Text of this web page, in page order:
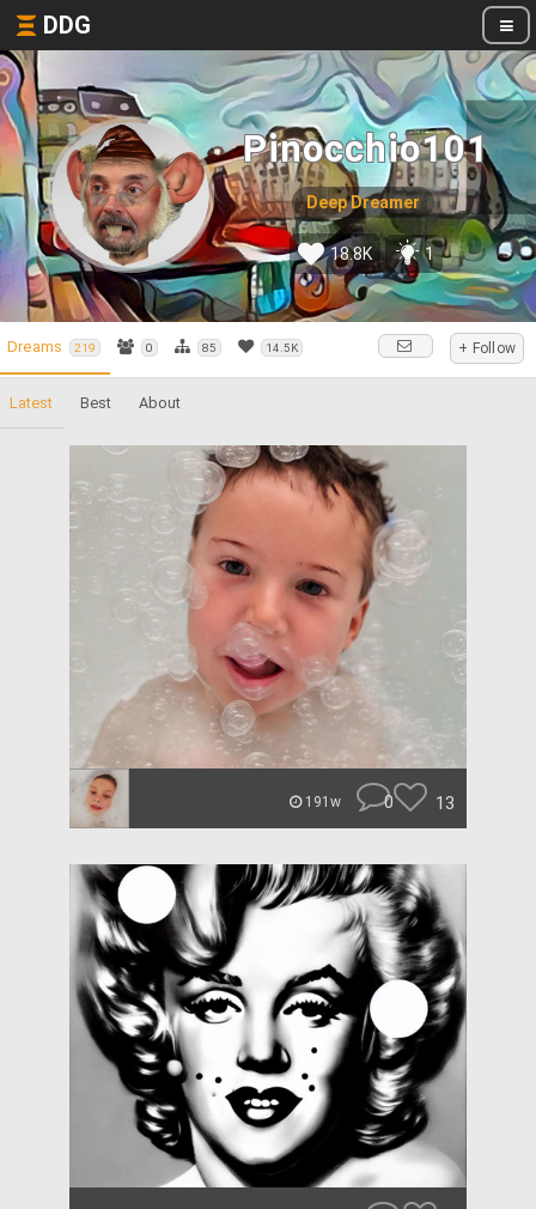
DDG
Pinocchio101
Deep Dreamer
18.8K 1
Dreams 219 0 85 14.5K + Follow
Latest Best About
191w 0 13